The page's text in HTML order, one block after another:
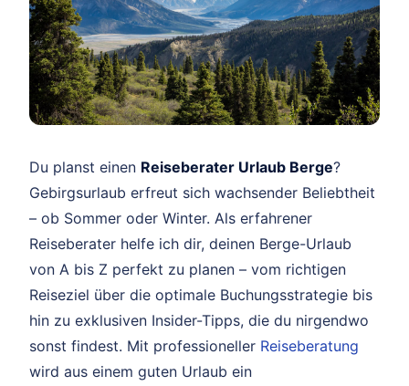
Du planst einen Reiseberater Urlaub Berge?
Gebirgsurlaub erfreut sich wachsender Beliebtheit
– ob Sommer oder Winter. Als erfahrener
Reiseberater helfe ich dir, deinen Berge-Urlaub
von A bis Z perfekt zu planen – vom richtigen
Reiseziel über die optimale Buchungsstrategie bis
hin zu exklusiven Insider-Tipps, die du nirgendwo
sonst findest. Mit professioneller Reiseberatung
wird aus einem guten Urlaub ein